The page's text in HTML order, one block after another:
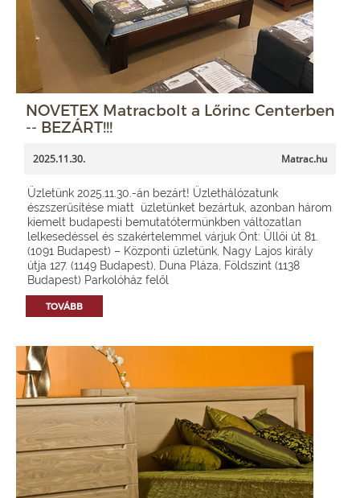
NOVETEX Matracbolt a Lőrinc Centerben
-- BEZÁRT!!!
2025.11.30. Matrac.hu
Üzletünk 2025.11.30.-án bezárt! Üzlethálózatunk
észszerűsítése miatt üzletünket bezártuk, azonban három
kiemelt budapesti bemutatótermünkben változatlan
lelkesedéssel és szakértelemmel várjuk Önt: Üllői út 81.
(1091 Budapest) – Központi üzletünk, Nagy Lajos király
útja 127. (1149 Budapest), Duna Pláza, Földszint (1138
Budapest) Parkolóház felől
TOVÁBB